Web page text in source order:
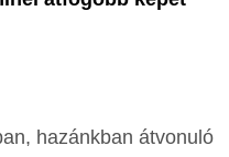
hazánkban átvonuló